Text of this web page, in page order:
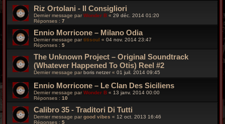
Riz Ortolani - Il Consigliori
Dernier message par Wonder B « 29 déc. 2014 01:20
Réponses : 7
Ennio Morricone – Milano Odia
Dernier message partitisoul « 04 nov. 2014 23:47
Réponses : 5
The Unknown Project – Original Soundtrack
(Whatever Happened To Otis) Reel #2
Dernier message par boris netzer« 01 juil. 2014 09:45
Ennio Morricone – Le Clan Des Siciliens
Dernier message parWonder B « 13 janv. 2014 00:00
Réponses : 10
Calibro 35 - Traditori Di Tutti
Dernier message par good vibes « 12 oct. 2013 16:46
Réponses : 5